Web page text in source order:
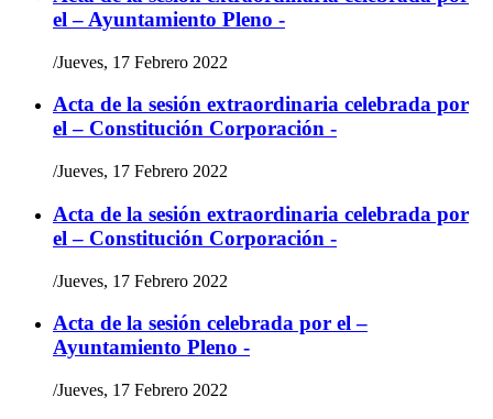
el – Ayuntamiento Pleno -
/Jueves, 17 Febrero 2022
Acta de la sesión extraordinaria celebrada por
el – Constitución Corporación -
/Jueves, 17 Febrero 2022
Acta de la sesión extraordinaria celebrada por
el – Constitución Corporación -
/Jueves, 17 Febrero 2022
Acta de la sesión celebrada por el –
Ayuntamiento Pleno -
/Jueves, 17 Febrero 2022